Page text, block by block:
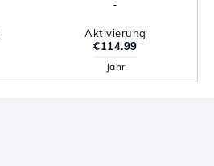
-
Aktivierung
€114.99
Jahr